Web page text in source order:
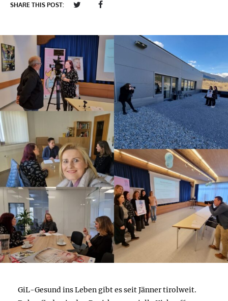
SHARE THIS POST:
GiL-Gesund ins Leben gibt es seit Jänner tirolweit.